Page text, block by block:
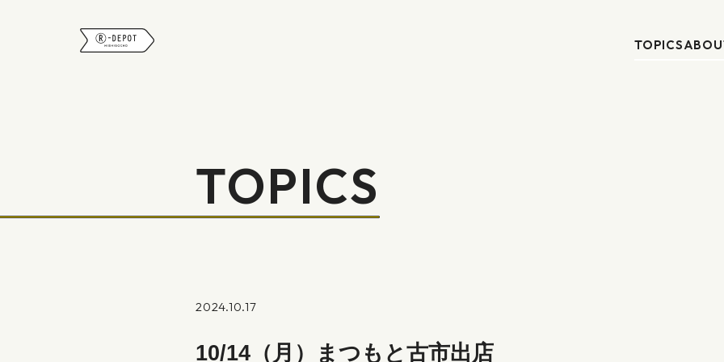
TOPICS
TOPICS
2024.10.17
10/14（月）まつもと古市出店